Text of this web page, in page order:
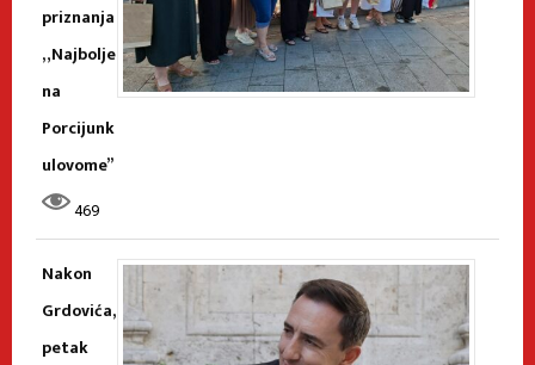
priznanja
„Najbolje
na
Porcijunk
ulovome”
469
Nakon
Grdovića,
petak